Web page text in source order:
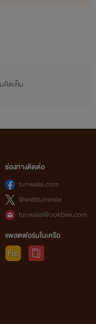
คิดเห็น
ช่องทางติดต่อ
tunwalai.com
@webtunwalai
tunwalai@ookbee.com
แพลตฟอร์มในเครือ